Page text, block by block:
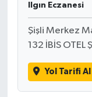
Ilgın Eczanesi
Şişli Merkez
132 İBİS OTEL
Yol Tarifi Al